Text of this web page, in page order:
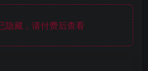
藏，请付费后查看